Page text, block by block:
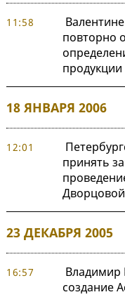
11:58
повторно
продукции
18 ЯНВАРЯ 2006
12:01
принять
23 ДЕКАБРЯ 2005
16:57
Владимир
создание